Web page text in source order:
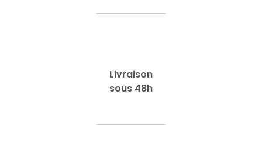
Livraison
sous 48h